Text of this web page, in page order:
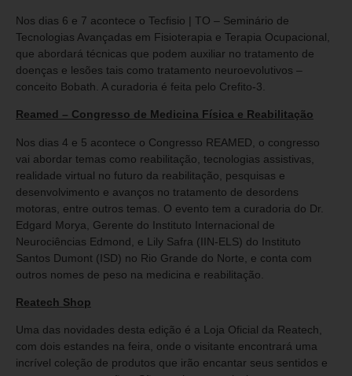
Nos dias 6 e 7 acontece o Tecfisio | TO – Seminário de
Tecnologias Avançadas em Fisioterapia e Terapia Ocupacional,
que abordará técnicas que podem auxiliar no tratamento de
doenças e lesões tais como tratamento neuroevolutivos –
conceito Bobath. A curadoria é feita pelo Crefito-3.
Reamed – Congresso de Medicina Física e Reabilitação
Nos dias 4 e 5 acontece o Congresso REAMED, o congresso
vai abordar temas como reabilitação, tecnologias assistivas,
realidade virtual no futuro da reabilitação, pesquisas e
desenvolvimento e avanços no tratamento de desordens
motoras, entre outros temas. O evento tem a curadoria do Dr.
Edgard Morya, Gerente do Instituto Internacional de
Neurociências Edmond, e Lily Safra (IIN-ELS) do Instituto
Santos Dumont (ISD) no Rio Grande do Norte, e conta com
outros nomes de peso na medicina e reabilitação.
Reatech Shop
Uma das novidades desta edição é a Loja Oficial da Reatech,
com dois estandes na feira, onde o visitante encontrará uma
incrível coleção de produtos que irão encantar seus sentidos e